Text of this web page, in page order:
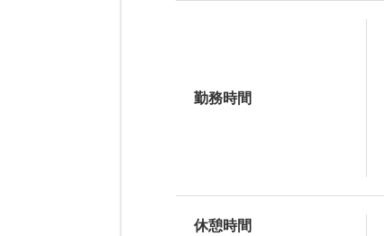
勤務時間
休憩時間